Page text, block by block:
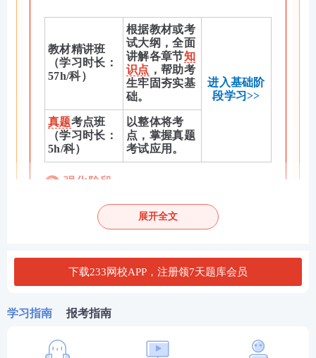
教材精讲班
（学习时长：
57h/科）
根据教材或考
试大纲，全面
讲解各章节知
识点 ，帮助考
生牢固夯实基
础。
进入基础阶
段学习>>
真题考点班
（学习时长：
5h/科）
以整体将考
点，掌握真题
考试应用。
2 强化阶段
冲刺串讲班
（学习时长：
考点框架梳理
串讲，针对性
段学习>>
专项突破班
（学习时长：
计算题专项讲
解，提升计算
展开全文
下载233网校APP，注册领7天题库会员
学习指南 报考指南